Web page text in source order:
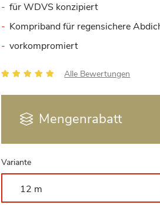
für WDVS konzipiert
Kompriband für regensichere
vorkompromiert
Bewertung: Alle Bewertungen
Mengenrabatt
Variante